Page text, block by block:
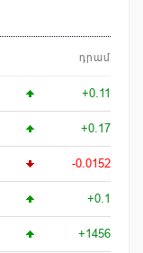
դրամ
+0.11
+0.17
-0.0152
+0.1
+1456